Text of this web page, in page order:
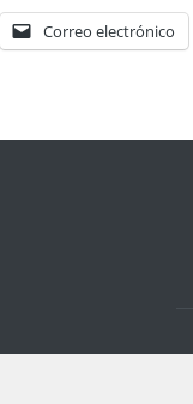
Correo electrónico